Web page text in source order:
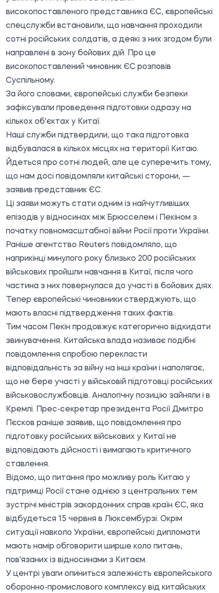
високопоставленого представника ЄС, європейські
спецслужби встановили, що навчання проходили
сотні російських солдатів, а деякі з них згодом були
направлені в зону бойових дій. Про це
високопоставлений чиновник ЄС розповів
Суспільному.
За його словами, європейські служби безпеки
зафіксували проведення підготовки одразу на
кількох об'єктах у Китаї.
Наші служби підтвердили, що така підготовка
відбувалася в кількох місцях на території Китаю.
Йдеться про сотні людей, але це суперечить тому,
що нам досі повідомляли китайські сторони, —
заявив представник ЄС.
Ці заяви можуть стати одним із найчутливіших
епізодів у відносинах між Брюсселем і Пекіном з
початку повномасштабної війни Росії проти України.
Раніше агентство Reuters повідомляло, що
наприкінці минулого року близько 200 російських
військових пройшли навчання в Китаї, після чого
частина з них повернулася до участі в бойових діях.
Тепер європейські чиновники стверджують, що
мають власні підтвердження таких фактів.
Тим часом Пекін продовжує категорично відкидати
звинувачення. Китайська влада називає подібні
повідомлення спробою перекласти
відповідальність за війну на інші країни і наполягає,
що не бере участі у військовій підготовці російських
військовослужбовців. Аналогічну позицію зайняли і в
Кремлі. Прес-секретар президента Росії Дмитро
Пєсков раніше заявив, що повідомлення про
підготовку російських військових у Китаї не
відповідають дійсності і вимагають критичного
ставлення.
Відомо, що питання про можливу роль Китаю у
підтримці Росії стане однією з центральних тем
зустрічі міністрів закордонних справ країн ЄС, яка
відбудеться 15 червня в Люксембурзі. Окрім
ситуації навколо України, європейські дипломати
мають намір обговорити ширше коло питань,
пов'язаних із відносинами з Китаєм.
У центрі уваги опиниться залежність європейського
оборонно-промислового комплексу від китайських